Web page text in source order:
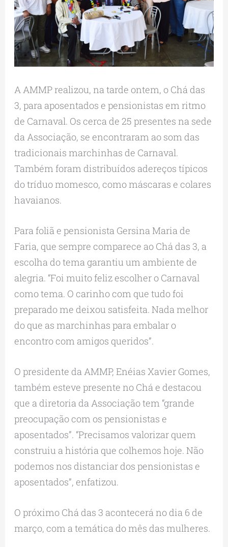
A AMMP realizou, na tarde ontem, o Chá das
3, para aposentados e pensionistas em ritmo
de Carnaval. Os cerca de 25 presentes na sede
da Associação, se encontraram ao som das
tradicionais marchinhas de Carnaval.
Também foram distribuídos adereços típicos
do tríduo momesco, como máscaras e colares
havaianos.
Para foliã e pensionista Gersina Maria de
Faria, que sempre comparece ao Chá das 3, a
escolha do tema garantiu um ambiente de
alegria. “Foi muito feliz escolher o Carnaval
como tema. O carinho com que tudo foi
preparado me deixou satisfeita. Nada melhor
do que as marchinhas para embalar o
encontro com amigos queridos”.
O presidente da AMMP, Enéias Xavier Gomes,
também esteve presente no Chá e destacou
que a diretoria da Associação tem “grande
preocupação com os pensionistas e
aposentados”. “Precisamos valorizar quem
construiu a história que colhemos hoje. Não
podemos nos distanciar dos pensionistas e
aposentados”, enfatizou.
O próximo Chá das 3 acontecerá no dia 6 de
março, com a temática do mês das mulheres.